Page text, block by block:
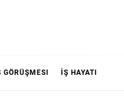
GÖRÜŞMESI İŞ HAYATI